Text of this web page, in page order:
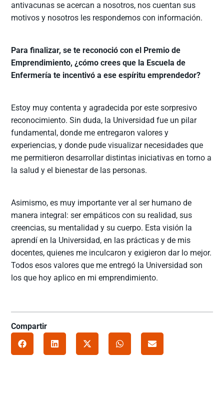
antivacunas se acercan a nosotros, nos cuentan sus
motivos y nosotros les respondemos con información.
Para finalizar, se te reconoció con el Premio de
Emprendimiento, ¿cómo crees que la Escuela de
Enfermería te incentivó a ese espíritu emprendedor?
Estoy muy contenta y agradecida por este sorpresivo
reconocimiento. Sin duda, la Universidad fue un pilar
fundamental, donde me entregaron valores y
experiencias, y donde pude visualizar necesidades que
me permitieron desarrollar distintas iniciativas en torno a
la salud y el bienestar de las personas.
Asimismo, es muy importante ver al ser humano de
manera integral: ser empáticos con su realidad, sus
creencias, su mentalidad y su cuerpo. Esta visión la
aprendí en la Universidad, en las prácticas y de mis
docentes, quienes me inculcaron y exigieron dar lo mejor.
Todos esos valores que me entregó la Universidad son
los que hoy aplico en mi emprendimiento.
Compartir